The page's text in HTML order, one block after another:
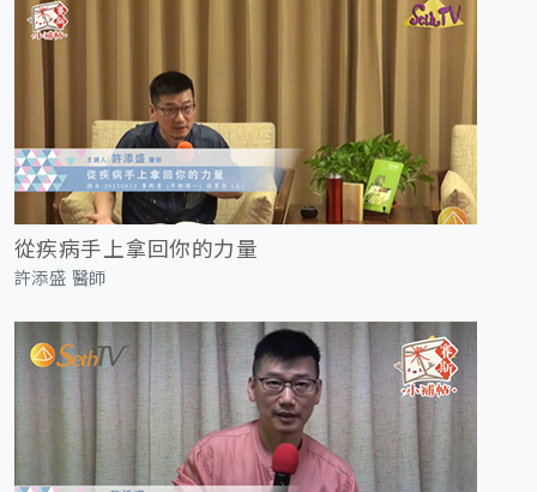
從疾病手上拿回你的力量
許添盛 醫師